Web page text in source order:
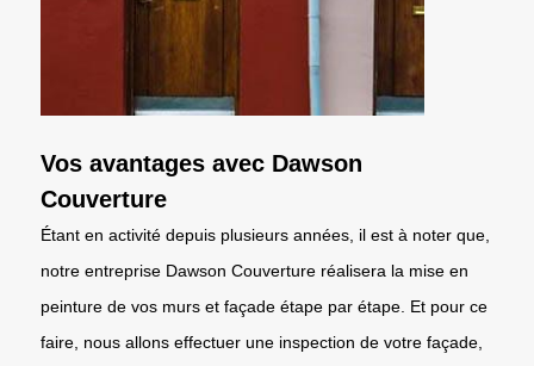
Vos avantages avec Dawson
Couverture
Étant en activité depuis plusieurs années, il est à noter que,
notre entreprise Dawson Couverture réalisera la mise en
peinture de vos murs et façade étape par étape. Et pour ce
faire, nous allons effectuer une inspection de votre façade,